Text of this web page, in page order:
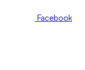
Facebook